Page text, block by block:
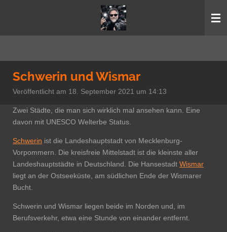
Schwerin und Wismar
Veröffentlicht am 18. September 2021 um 14:13
Zwei Städte, die man sich wirklich mal ansehen kann. Eine
davon mit UNESCO Welterbe Status.
Schwerin ist die Landeshauptstadt von Mecklenburg-
Vorpommern. Die kreisfreie Mittelstadt ist die kleinste aller
Landeshauptstädte in Deutschland. Die Hansestadt Wismar
liegt an der Ostseeküste, am südlichen Ende der Wismarer
Bucht.
Schwerin und Wismar liegen beide im Norden und, im
Berufsverkehr, etwa eine Stunde von einander entfernt.